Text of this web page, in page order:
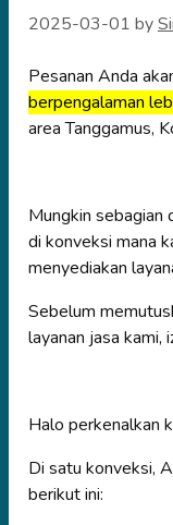
2025-03-01 by
Pesanan Anda
berpengalaman
area Tanggamus,
Mungkin sebagian
di konveksi mana
menyediakan
Sebelum
layanan jasa kami,
Halo perkenalkan
Di satu konveksi,
berikut ini: